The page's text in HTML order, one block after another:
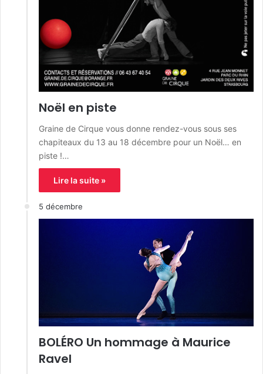
Noël en piste
Graine de Cirque vous donne rendez-vous sous ses
chapiteaux du 13 au 18 décembre pour un Noël… en
piste !…
Lire la suite »
5 décembre
BOLÉRO Un hommage à Maurice
Ravel